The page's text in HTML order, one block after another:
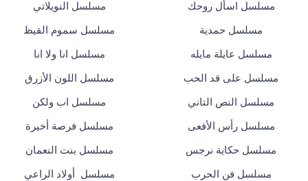
مسلسل اسأل روحك مسلسل النويلاتي
مسلسل حمدية مسلسل سموم القيظ
مسلسل عايلة مايله مسلسل انا ولا انا
مسلسل على قد الحب مسلسل اللون الأزرق
مسلسل النص التاني مسلسل اب ولكن
مسلسل رأس الأفعى مسلسل فرصة أخيرة
مسلسل حكاية نرجس مسلسل بنت النعمان
مسلسل فن الحرب مسلسل أولاد الراعي